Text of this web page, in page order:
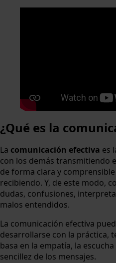
¿Qué es la
La comunicación efectiva es
con los demás transmitiendo
de forma clara y
recibiendo. Y, de este modo,
dudas, confusiones,
malos entendidos.
La comunicación efectiva
desarrollarse con la práctica,
basa en la empatía, la
sencillez de los mensajes.